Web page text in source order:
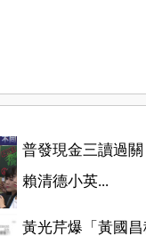
普發現金三讀過
賴清德小英...
黃光芹爆「黃國昌